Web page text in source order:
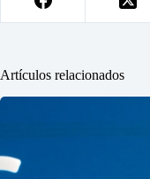
Artículos relacionados